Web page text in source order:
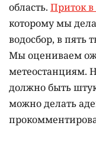
область. Приток
которому мы
водосбор, в пять
Мы оцениваем
метеостанциям.
должно быть
можно делать